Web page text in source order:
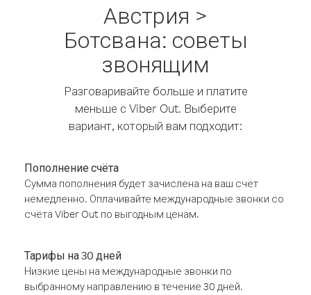
Австрия >
Ботсвана: советы
звонящим
Разговаривайте больше и платите
меньше с Viber Out. Выберите
вариант, который вам подходит:
Пополнение счёта
Сумма пополнения будет зачислена на ваш счёт
немедленно. Оплачивайте международные звонки со
счёта Viber Out по выгодным ценам.
Тарифы на 30 дней
Низкие цены на международные звонки по
выбранному направлению в течение 30 дней.